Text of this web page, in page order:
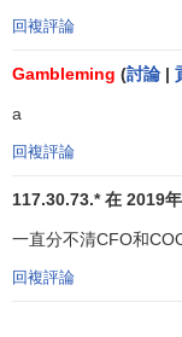
回複評論
Gambleming (討論 |
a
回複評論
117.30.73.* 在 2019
一直分不清CFO和
回複評論